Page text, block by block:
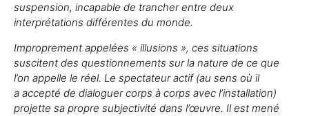
suspension, incapable de trancher entre deux
interprétations différentes du monde.
Improprement appelées « illusions », ces situations
suscitent des questionnements sur la nature de ce que
l’on appelle le réel. Le spectateur actif (au sens où il
a accepté de dialoguer corps à corps avec l’installation)
projette sa propre subjectivité dans l’œuvre. Il est mené